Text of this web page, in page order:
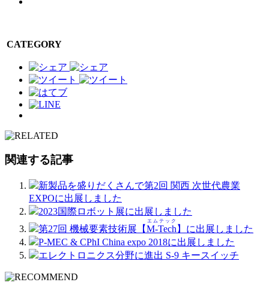
CATEGORY
関連する記事
新製品を盛りだくさんで第2回 関西 次世代農業
EXPOに出展しました
2023国際ロボット展に出展しました
第27回 機械要素技術展【M-Tech
エムテック
】に出展しました
P-MEC & CPhI China expo 2018に出展しました
エレクトロニクス分野に進出 S-9 キースイッチ